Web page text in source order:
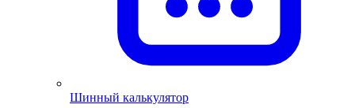
Шинный калькулятор